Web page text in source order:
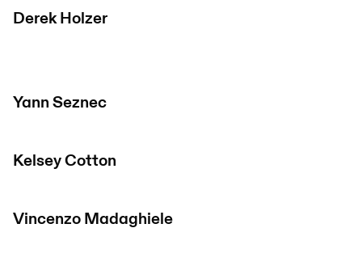
Derek Holzer
Yann Seznec
Kelsey Cotton
Vincenzo Madaghiele